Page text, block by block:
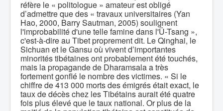
réfère le « politologue » amateur est obligé
d’admettre que des « travaux universitaires (Yan
Hao, 2000, Barry Sautman, 2005) soulignent
l'improbabilité d'une telle famine dans l'Ü-Tsang »,
c'est-à-dire au Tibet proprement dit. Le Qinghai, le
Sichuan et le Gansu où vivent d’importantes
minorités tibétaines ont probablement été touchés,
mais la propagande de Dharamsala a très
fortement gonflé le nombre des victimes. « Si le
chiffre de 413 000 morts des émigrés était exact, le
taux de décès chez les Tibétains aurait été quatre
fois plus élevé que le taux national. Or plus de la